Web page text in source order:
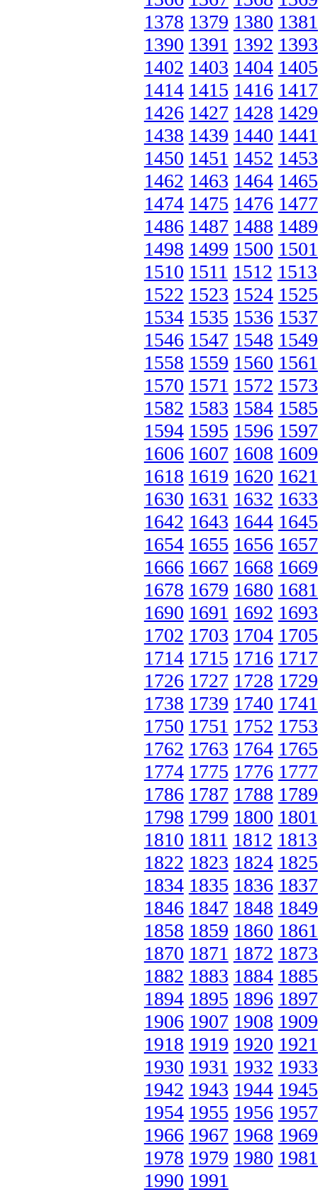
1378 1379 1380 1381
1390 1391 1392 1393
1402 1403 1404 1405
1414 1415 1416 1417
1426 1427 1428 1429
1438 1439 1440 1441
1450 1451 1452 1453
1462 1463 1464 1465
1474 1475 1476 1477
1486 1487 1488 1489
1498 1499 1500 1501
1510 1511 1512 1513
1522 1523 1524 1525
1534 1535 1536 1537
1546 1547 1548 1549
1558 1559 1560 1561
1570 1571 1572 1573
1582 1583 1584 1585
1594 1595 1596 1597
1606 1607 1608 1609
1618 1619 1620 1621
1630 1631 1632 1633
1642 1643 1644 1645
1654 1655 1656 1657
1666 1667 1668 1669
1678 1679 1680 1681
1690 1691 1692 1693
1702 1703 1704 1705
1714 1715 1716 1717
1726 1727 1728 1729
1738 1739 1740 1741
1750 1751 1752 1753
1762 1763 1764 1765
1774 1775 1776 1777
1786 1787 1788 1789
1798 1799 1800 1801
1810 1811 1812 1813
1822 1823 1824 1825
1834 1835 1836 1837
1846 1847 1848 1849
1858 1859 1860 1861
1870 1871 1872 1873
1882 1883 1884 1885
1894 1895 1896 1897
1906 1907 1908 1909
1918 1919 1920 1921
1930 1931 1932 1933
1942 1943 1944 1945
1954 1955 1956 1957
1966 1967 1968 1969
1978 1979 1980 1981
1990 1991